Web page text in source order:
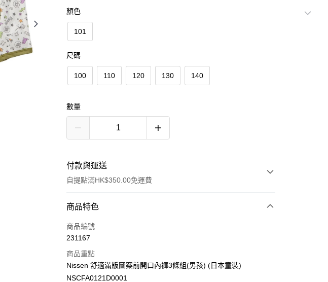
顏色
101
尺碼
100 110 120 130 140
數量
付款與運送
自提點滿HK$350.00免運費
付款方式
信用卡
AlipayHK
商品特色
商品編號
231167
商品重點
Nissen 舒適滿版圖案前開口內褲3條組(男孩) (日本童裝)
NSCFA0121D0001